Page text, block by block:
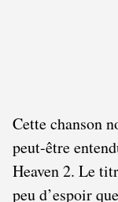
Cette chanson
peut-être
Heaven 2. Le
peu d’espoir